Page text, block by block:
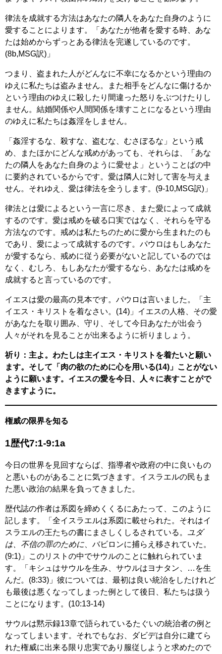
律法を成就する方法はあなたの隣人をあなた自身のように
愛することによります。「あなたが他者を愛する時、あな
たは始めからずっとある律法を完遂しているのです。
(8b,MSG訳)」
つまり、盗まれた人がどんなに不幸になるかという理由の
ゆえに私たちは盗みません。また相手をどんなに傷けるか
という理由のゆえに殺したり間違った怒りをぶつけたりし
ません。結婚関係や人間関係を壊すことになるという理由
のゆえに私たちは姦淫をしません。
「姦淫するな、殺すな、盗むな、むさぼるな」という戒
め、またほかにどんな戒めがあっても、それらは、「あな
たの隣人をあなた自身のように愛せよ」ということばの中
に要約されているからです。愛は隣人に対して害を与えま
せん。それゆえ、愛は律法を全うします。(9-10,MSG訳)」
律法とは愛によるという一言に尽き、また愛によって成就
するのです。愛は戒めを破る口実ではなく、それらを守る
方法なのです。戒めは私たちのために愛から生まれたのも
であり、愛によって成就するのです。パウロはもしあなた
が愛するなら、戒めに従う必要がないと記しているのでは
なく、むしろ、もしあなたが愛するなら、あなたは戒めを
成就すると言っているのです。
イエスは愛の最高の見本です。パウロは言いました。「主
イエス・キリストを着なさい。(14)」イエスの人格、その愛
があなたを取り囲み、守り、そして今日あなたが出会う
人々がそれを見ることが出来るように祈りましょう。
祈り：主よ。わたしは主イエス・キリストを着たいと願い
ます。そして「肉の欲のために心を用いる(14)」ことがない
ように願います。イエスの愛を今日、人々に表すことがで
きますように。
権威の限界を知る
1歴代7:1-9:1a
今日の世界を見回すならば、指導者や政府の中に良いもの
と悪いものがあることに気づきます。イスラエルの民もま
た悪い政治の結果を負ってきました。
歴代誌の作者は系図を締めくくるにあたって、このように
記します。「全イスラエルは系図に載せられた。それはイ
スラエルの王たちの書にまさしくしるされている。 ユダ
は、不信の罪のために 、バビロンに捕らえ移されていた。
(9:1)」このリストの中でサウルのことに触れられていま
す。「キシュはサウルを生み、サウルはヨナタン、…を生
んだ。(8:33)」彼については、最初は良い統治をしたけれど
も最後は悪くなってしまった例として後日、私たちは扱う
ことになります。(10:13-14)
サウルは黙示録13章で語られているたぐいの統治者の例と
なってしまいます。それでもなお、ダビデは自分に建てら
れた権威に出来る限り忠実であり服従しようと求めたので